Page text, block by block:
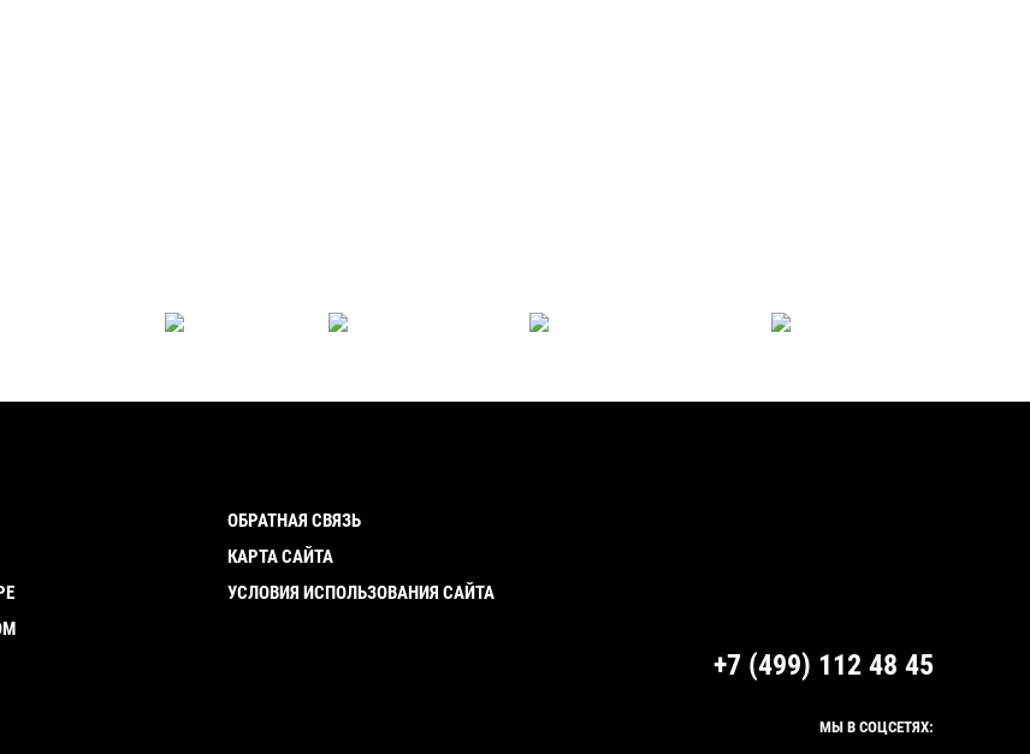
ОБРАТНАЯ СВЯЗЬ
КАРТА САЙТА
УСЛОВИЯ ИСПОЛЬЗОВАНИЯ САЙТА
+7 (499) 112 48 45
МЫ В СОЦСЕТЯХ: